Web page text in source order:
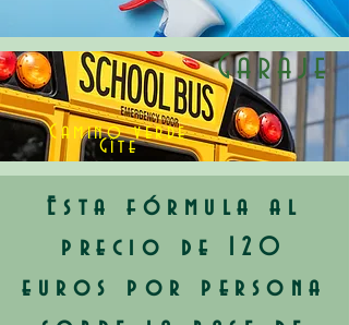
Garaje
Camino verde
​Gîte
Esta fórmula al
precio de 120
euros por persona